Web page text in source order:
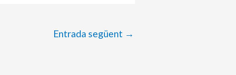
Entrada següent →